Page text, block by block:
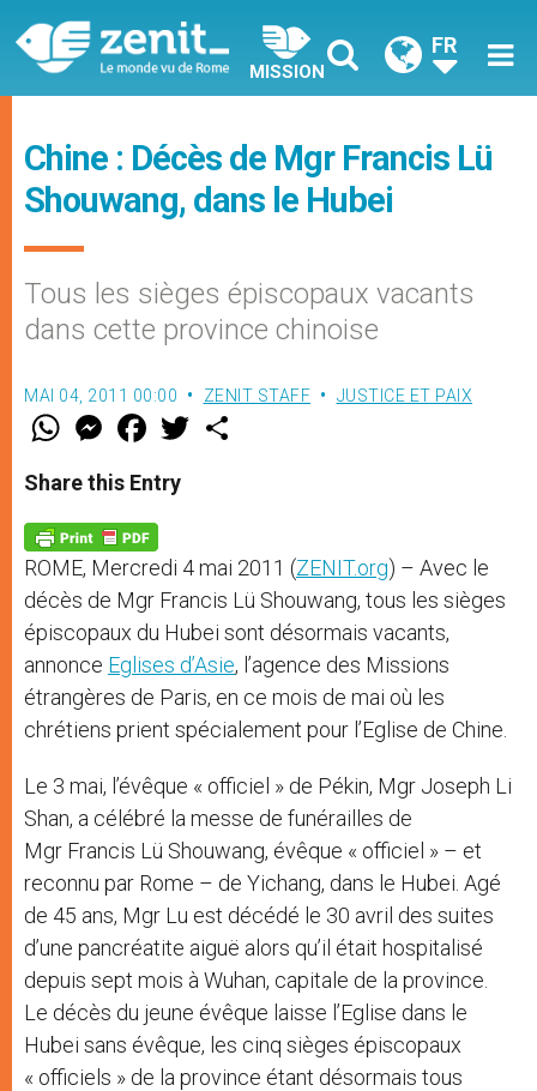
MISSION
FR
Chine : Décès de Mgr Francis Lü
Shouwang, dans le Hubei
Tous les sièges épiscopaux vacants
dans cette province chinoise
MAI 04, 2011 00:00 ZENIT STAFF JUSTICE ET PAIX
W
t
s
p
p
M
e
s
e
g
e
r
F
a
e
b
o
k
w
Share this Entry
ROME, Mercredi 4 mai 2011 (ZENIT.org) – Avec le
décès de Mgr Francis Lü Shouwang, tous les sièges
épiscopaux du Hubei sont désormais vacants,
annonce Eglises d’Asie, l’agence des Missions
étrangères de Paris, en ce mois de mai où les
chrétiens prient spécialement pour l’Eglise de Chine.
Le 3 mai, l’évêque « officiel » de Pékin, Mgr Joseph Li
Shan, a célébré la messe de funérailles de
Mgr Francis Lü Shouwang, évêque « officiel » – et
reconnu par Rome – de Yichang, dans le Hubei. Agé
de 45 ans, Mgr Lu est décédé le 30 avril des suites
d’une pancréatite aiguë alors qu’il était hospitalisé
depuis sept mois à Wuhan, capitale de la province.
Le décès du jeune évêque laisse l’Eglise dans le
Hubei sans évêque, les cinq sièges épiscopaux
« officiels » de la province étant désormais tous